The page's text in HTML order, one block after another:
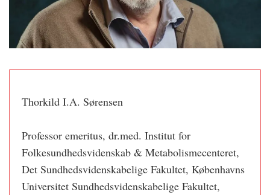
Thorkild I.A. Sørensen
Professor emeritus, dr.med. Institut for
Folkesundhedsvidenskab & Metabolismecenteret,
Det Sundhedsvidenskabelige Fakultet, Københavns
Universitet Sundhedsvidenskabelige Fakultet,